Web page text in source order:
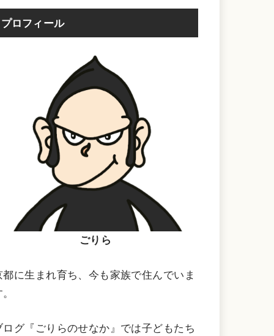
プロフィール
ごりら
都に生まれ育ち、今も家族で住んでいま
ログ『ごりらのせなか』では子どもたち